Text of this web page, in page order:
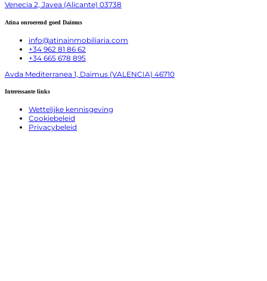
Venecia 2, Javea (Alicante) 03738
Atina onroerend goed Daimus
info@atinainmobiliaria.com
+34 962 81 86 62
+34 665 678 895
Avda Mediterranea 1, Daimus (VALENCIA) 46710
Interessante links
Wettelijke kennisgeving
Cookiebeleid
Privacybeleid